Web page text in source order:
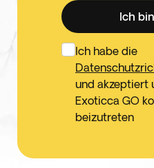
Ich
Ich habe die
und akzeptiert
Exoticca GO
beizutreten